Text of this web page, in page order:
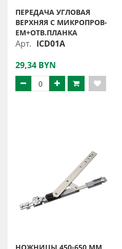
ПЕРЕДАЧА УГЛОВАЯ
ВЕРХНЯЯ С МИКРОПРОВ-
ЕМ+ОТВ.ПЛАНКА
Арт. ICD01A
29,34 BYN